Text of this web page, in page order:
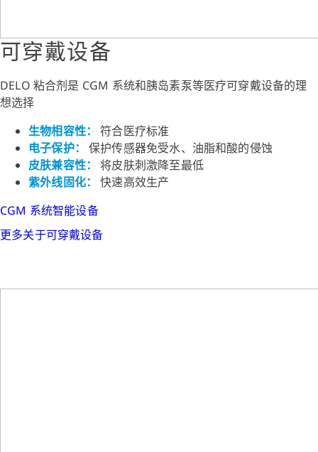
可穿戴设备
DELO 粘合剂是 CGM 系统和胰岛素泵等医疗可穿戴设备的理
想选择
生物相容性：符合医疗标准
电子保护：保护传感器免受水、油脂和酸的侵蚀
皮肤兼容性：将皮肤刺激降至最低
紫外线固化：快速高效生产
CGM 系统智能设备
更多关于可穿戴设备